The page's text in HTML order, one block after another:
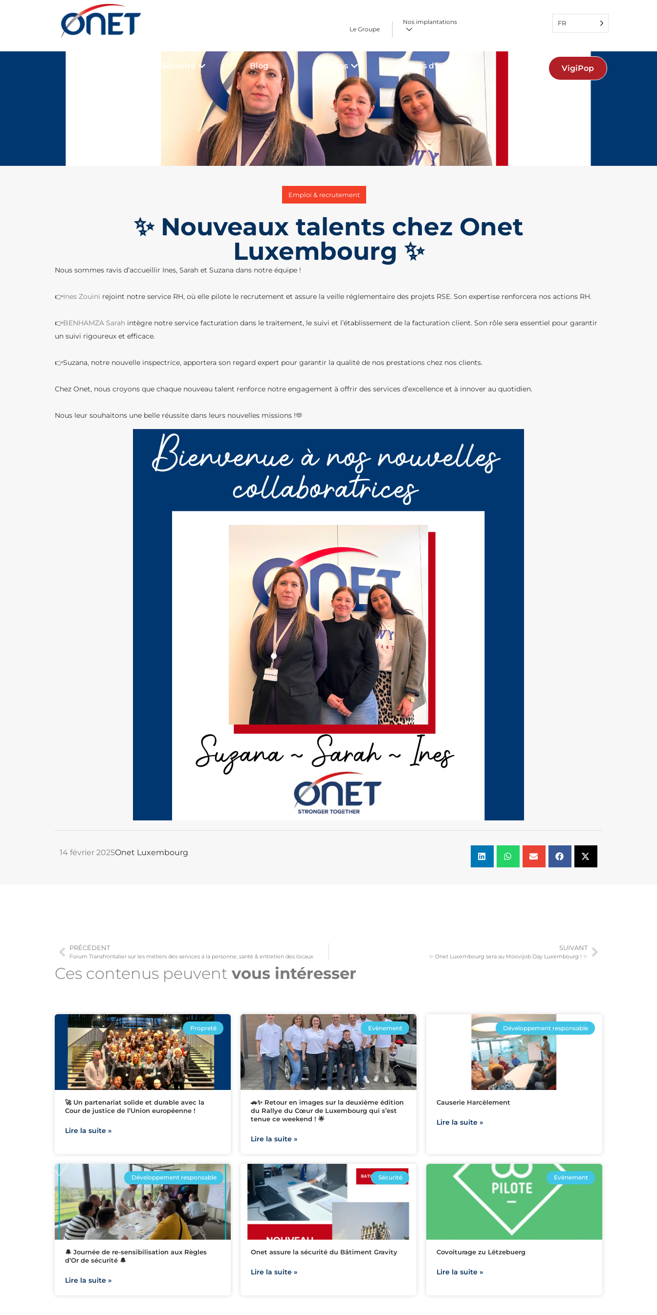
Le Groupe
Nos implantations FR
Sécurité Blog A propos Offres d'emploi VigiPop
Emploi & recrutement
✨ Nouveaux talents chez Onet
Luxembourg ✨
Nous sommes ravis d’accueillir Ines, Sarah et Suzana dans notre équipe !
👉Ines Zouini rejoint notre service RH, où elle pilote le recrutement et assure la veille réglementaire des projets RSE. Son expertise renforcera nos actions RH.
👉BENHAMZA Sarah intègre notre service facturation dans le traitement, le suivi et l’établissement de la facturation client. Son rôle sera essentiel pour garantir
un suivi rigoureux et efficace.
👉Suzana, notre nouvelle inspectrice, apportera son regard expert pour garantir la qualité de nos prestations chez nos clients.
Chez Onet, nous croyons que chaque nouveau talent renforce notre engagement à offrir des services d’excellence et à innover au quotidien.
Nous leur souhaitons une belle réussite dans leurs nouvelles missions !🫶
14 février 2025Onet Luxembourg
PRÉCÉDENT
Forum Transfrontalier sur les métiers des services à la personne, santé & entretien des locaux
SUIVANT
✨ Onet Luxembourg sera au Moovijob Day Luxembourg ! ✨
Ces contenus peuvent vous intéresser​
Propreté
🚀 Un partenariat solide et durable avec la
Cour de justice de l’Union européenne !
Lire la suite »
Evènement
🚗✨ Retour en images sur la deuxième édition
du Rallye du Cœur de Luxembourg qui s’est
tenue ce weekend ! 🌟
Lire la suite »
Développement responsable
Causerie Harcèlement
Lire la suite »
Développement responsable
🔔 Journée de re-sensibilisation aux Règles
d’Or de sécurité 🔔
Lire la suite »
Sécurité
Onet assure la sécurité du Bâtiment Gravity
Lire la suite »
Evènement
Covoiturage zu Lëtzebuerg
Lire la suite »